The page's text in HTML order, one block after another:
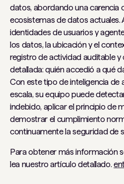
datos, abordando una carencia
ecosistemas de datos actuales.
identidades de usuarios y
los datos, la ubicación y el
registro de actividad auditable
detallada: quién accedió a qué
Con este tipo de inteligencia de
escala, su equipo puede
indebido, aplicar el principio de
demostrar el cumplimiento
continuamente la seguridad de
Para obtener más información
lea nuestro artículo detallado.